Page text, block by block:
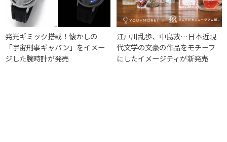
発光ギミック搭載！懐かしの
「宇宙刑事ギャバン」をイメー
ジした腕時計が発売
江戸川乱歩、中島敦…日本近現
代文学の文豪の作品をモチーフ
にしたイメージティが新発売